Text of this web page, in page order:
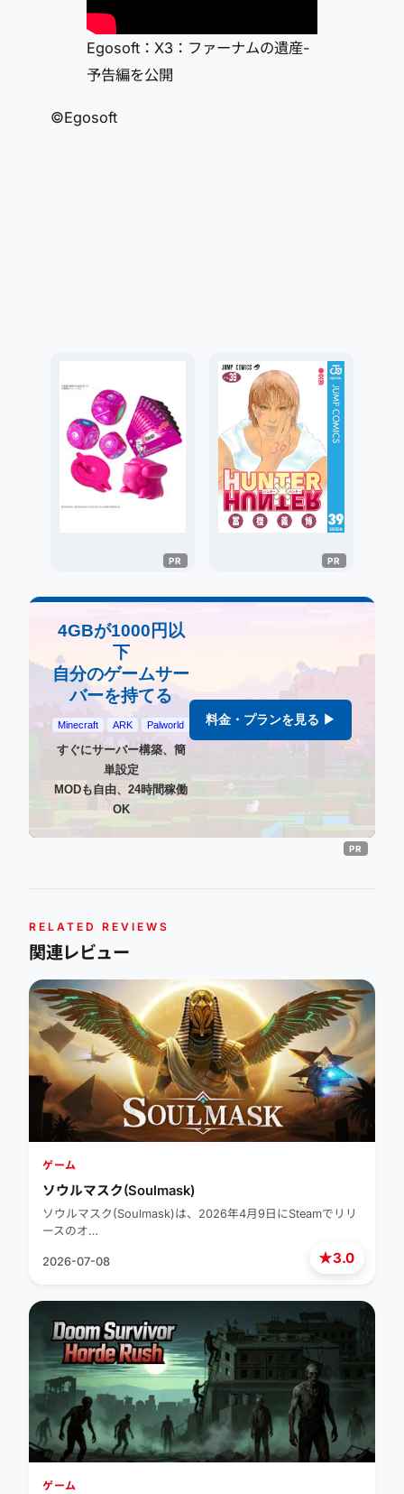
Egosoft：X3：ファーナムの遺産-
予告編を公開
©Egosoft
4GBが1000円以
下
自分のゲームサー
バーを持てる
Minecraft ARK Palworld
すぐにサーバー構築、簡
単設定
MODも自由、24時間稼働
OK
料金・プランを見る ▶
RELATED REVIEWS
関連レビュー
★3.0
ゲーム
ソウルマスク(Soulmask)
ソウルマスク(Soulmask)は、2026年4月9日にSteamでリリ
ースのオ…
2026-07-08
ゲーム